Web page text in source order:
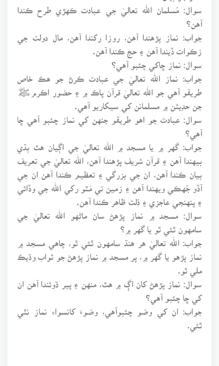
سوال: مُسلمان الله تعاليٰ جي عبادت ڪهڙي طرح ڪندا
آهن؟
جواب: نماز پڙهندا آهن، روزا رکندا آهن، مال دولت جي
زڪوات ڏيندا آهن ۽ حج ڪندا آهن.
سوال: نماز ڇاکي چئبو آهي؟
جواب: نماز الله تعاليٰ جي عبادت ڪرڻ جو هڪ خاص
طريقو آهي جو الله تعاليٰ قرآن پاڪ ۾ ۽ حضور اڪرمﷺ
جن حڊيثن ۾ مسلمانن کي سيکاريو آهي.
سوال: عبادت جو اهو طريقو جنهن کي نماز چئبو آهي ڇا
آهي؟
جواب: گهر ۾ يا مسجد ۾ الله تعاليٰ جي اڳيان هٿ ٻڌي
بيهندا آهن ۽ قرآن شريف پڙهندا آهن، الله تعاليٰ جي تعريف
بيان ڪندا آهن، ان جي بزرگي ۽ تعظيم ڪندا آهن ان جي
آڏو جُهڪي ويهندا آهن ۽ زمين تي مَٿو رکي الله جي وڏائي
۽ پنهنجي عاجزي ۽ ذلت ظاهر ڪندا آهن.
سوال: مسجد ۾ نماز پڙهڻ سان ماڻهو الله تعاليٰ جي
سامهون ٿئي ٿو يا گهر ۾؟
جواب: الله تعاليٰ هر هنڌ سامهون ٿئي ٿو، چاهي مسجد ۾
نماز پڙهو يا گهر ۾، پر مسجد ۾ نماز پڙهڻ جو ثواب وڌيڪ
ملي ٿو.
سوال: نماز پڙهڻ کان اڳ ۾ هٿ، منهن ۽ پير ڌوئندا آهن ان
کي ڇا چئبو آهي؟
جواب: ان کي وضو چئبوآهي، وضوءَ کانسواءِ نماز نٿي
ٿئي.